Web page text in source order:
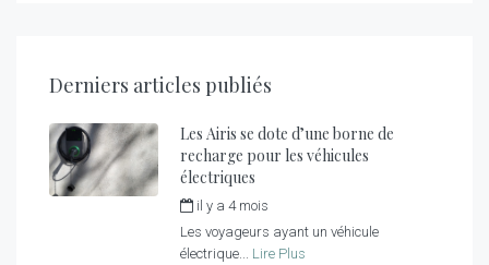
Derniers articles publiés
Les Airis se dote d’une borne de
recharge pour les véhicules
électriques
il y a 4 mois
Les voyageurs ayant un véhicule
électrique... Lire Plus